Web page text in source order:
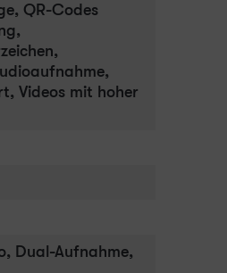
QR-Codes
Videos mit hoher
Dual-Aufnahme,